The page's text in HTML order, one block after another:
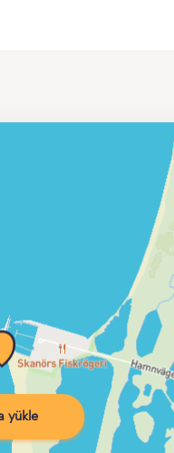
yükle